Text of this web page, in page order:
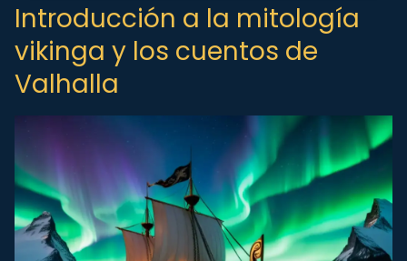
Introducción a la mitología
vikinga y los cuentos de
Valhalla